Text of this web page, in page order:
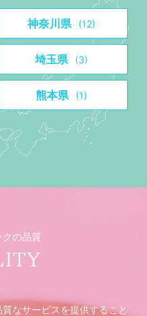
神奈川県 (12)
埼玉県 (3)
熊本県 (1)
クの品質
なサービスを提供すること